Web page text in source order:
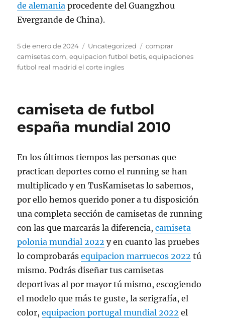
de alemania procedente del Guangzhou
Evergrande de China).
Publicado
el
5 de enero de 2024 Categorías
Uncategorized Etiquetas
comprar
camisetas.com,equipacion futbol betis,equipaciones
futbol real madrid el corte ingles
camiseta de futbol
españa mundial 2010
En los últimos tiempos las personas que
practican deportes como el running se han
multiplicado y en TusKamisetas lo sabemos,
por ello hemos querido poner a tu disposición
una completa sección de camisetas de running
con las que marcarás la diferencia,camiseta
polonia mundial 2022 y en cuanto las pruebes
lo comprobarásequipacion marruecos 2022 tú
mismo. Podrás diseñar tus camisetas
deportivas al por mayor tú mismo, escogiendo
el modelo que más te guste, la serigrafía, el
color,equipacion portugal mundial 2022 el